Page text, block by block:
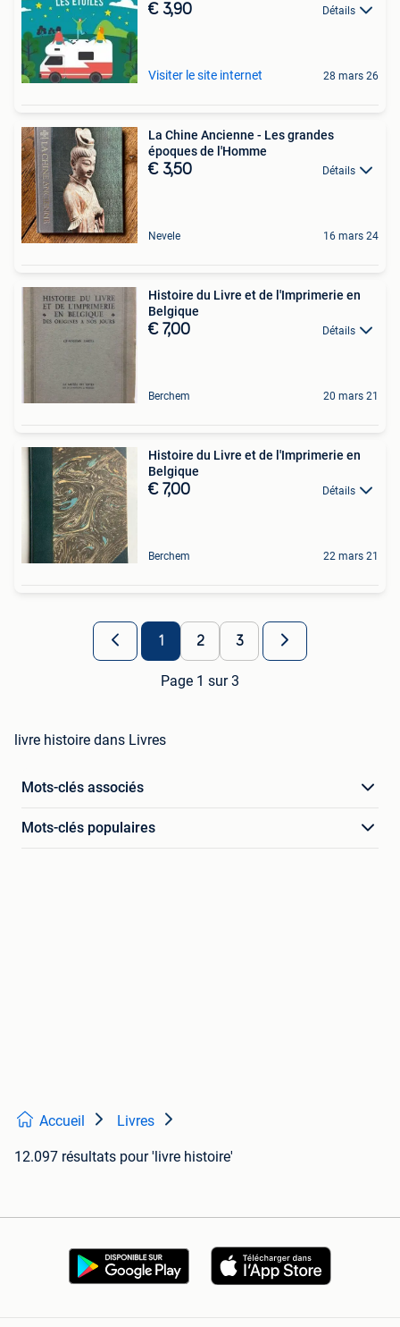
€ 3,90 Détails
Visiter le site internet 28 mars 26
La Chine Ancienne - Les grandes
époques de l'Homme
€ 3,50 Détails
Nevele 16 mars 24
Histoire du Livre et de l'Imprimerie en
Belgique
€ 7,00 Détails
Berchem 20 mars 21
Histoire du Livre et de l'Imprimerie en
Belgique
€ 7,00 Détails
Berchem 22 mars 21
1 2 3
Page 1 sur 3
livre histoire dans Livres
Mots-clés associés
Mots-clés populaires
Accueil Livres
12.097 résultats pour 'livre histoire'